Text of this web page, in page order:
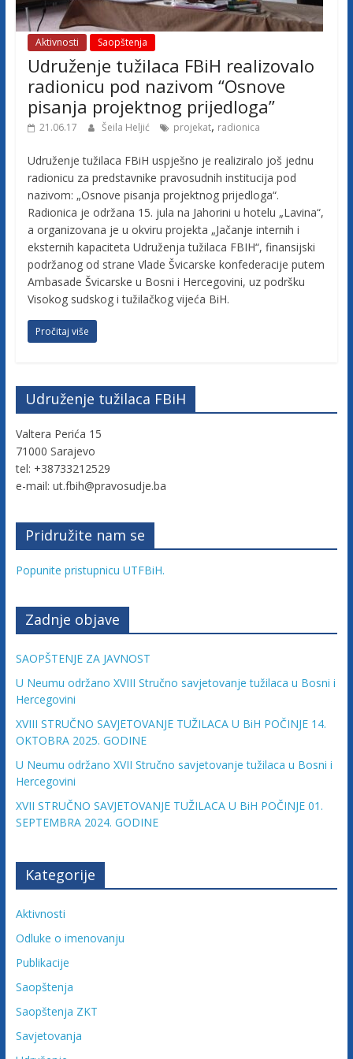
j
e
t
u
ž
a
c
a
F
e
d
e
r
a
c
i
j
e
B
i
H
U
d
Aktivnosti Saopštenja
Udruženje tužilaca FBiH realizovalo
radionicu pod nazivom “Osnove
pisanja projektnog prijedloga”
21.06.17 Šeila Heljić projekat, radionica
Udruženje tužilaca FBiH uspješno je realiziralo još jednu
radionicu za predstavnike pravosudnih institucija pod
nazivom: „Osnove pisanja projektnog prijedloga“.
Radionica je održana 15. jula na Jahorini u hotelu „Lavina“,
a organizovana je u okviru projekta „Jačanje internih i
eksternih kapaciteta Udruženja tužilaca FBIH“, finansijski
podržanog od strane Vlade Švicarske konfederacije putem
Ambasade Švicarske u Bosni i Hercegovini, uz podršku
Visokog sudskog i tužilačkog vijeća BiH.
Pročitaj više
Udruženje tužilaca FBiH
Valtera Perića 15
71000 Sarajevo
tel: +38733212529
e-mail: ut.fbih@pravosudje.ba
Pridružite nam se
Popunite pristupnicu UTFBiH.
Zadnje objave
SAOPŠTENJE ZA JAVNOST
U Neumu održano XVIII Stručno savjetovanje tužilaca u Bosni i
Hercegovini
XVIII STRUČNO SAVJETOVANJE TUŽILACA U BiH POČINJE 14.
OKTOBRA 2025. GODINE
U Neumu održano XVII Stručno savjetovanje tužilaca u Bosni i
Hercegovini
XVII STRUČNO SAVJETOVANJE TUŽILACA U BiH POČINJE 01.
SEPTEMBRA 2024. GODINE
Kategorije
Aktivnosti
Odluke o imenovanju
Publikacije
Saopštenja
Saopštenja ZKT
Savjetovanja